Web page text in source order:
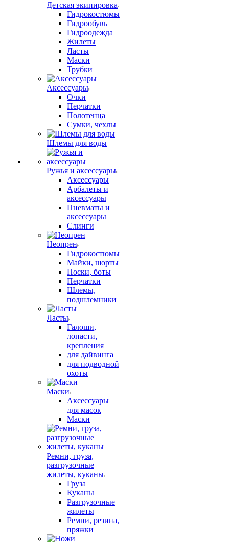
Детская экипировка
Гидрокостюмы
Гидрообувь
Гидроодежда
Жилеты
Ласты
Маски
Трубки
Аксессуары
Очки
Перчатки
Полотенца
Сумки, чехлы
Шлемы для воды
Ружья и аксессуары
Аксессуары
Арбалеты и
аксессуары
Пневматы и
аксессуары
Слинги
Неопрен
Гидрокостюмы
Майки, шорты
Носки, боты
Перчатки
Шлемы,
подшлемники
Ласты
Галоши,
лопасти,
крепления
для дайвинга
для подводной
охоты
Маски
Аксессуары
для масок
Маски
Ремни, груза,
разгрузочные
жилеты, куканы
Груза
Куканы
Разгрузочные
жилеты
Ремни, резина,
пряжки